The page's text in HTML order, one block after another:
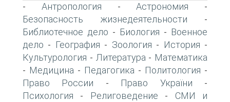
- Антропология -Астрономия -
Безопасность жизнедеятельности -
Библиотечное дело - Биология - Военное
дело - География - Зоология - История -
Культурология - Литература - Математика
- Медицина - Педагогика - Политология -
Право России - Право України -
Психология - Религоведение - СМИ и